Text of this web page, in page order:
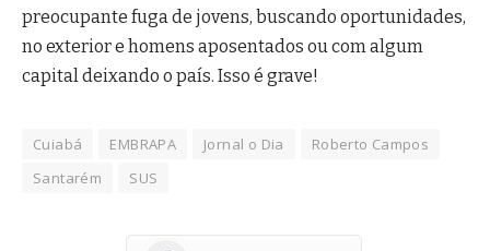
preocupante fuga de jovens, buscando oportunidades,
no exterior e homens aposentados ou com algum
capital deixando o país. Isso é grave!
Cuiabá EMBRAPA Jornal o Dia
Roberto Campos
Santarém
SUS